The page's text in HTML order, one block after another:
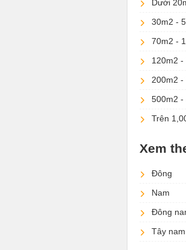
Dưới
30m2 -
70m2 -
120m2 -
200m2 -
500m2 -
Trên
Xem
Đông
Nam
Đông
Tây nam